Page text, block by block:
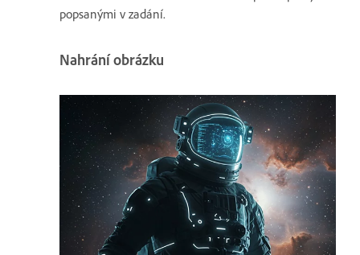
popsanými v zadání.
Nahrání obrázku